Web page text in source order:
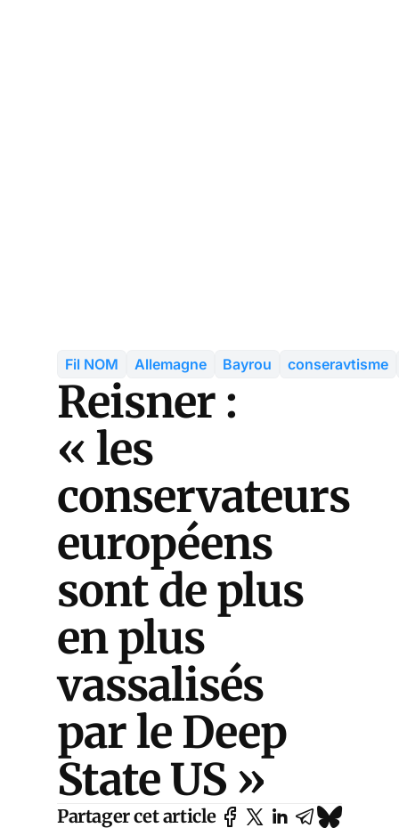
Fil NOM Allemagne Bayrou conseravtisme
Reisner :
« les
conservateurs
européens
sont de plus
en plus
vassalisés
par le Deep
State US »
Partager cet article